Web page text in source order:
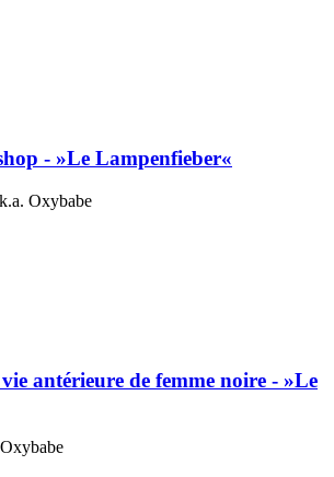
- »Le Lampenfieber«
Oxybabe
antérieure de femme noire - »Le